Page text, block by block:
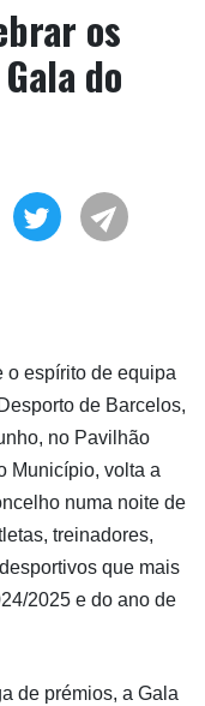
os
do
o espírito de equipa
de Barcelos,
no Pavilhão
Município, volta a
numa noite de
treinadores,
que mais
2025 e do ano de
de prémios, a Gala